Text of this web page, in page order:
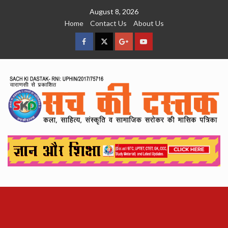
August 8, 2026
Home
Contact Us About Us
facebookTwitterGoogleYouTube